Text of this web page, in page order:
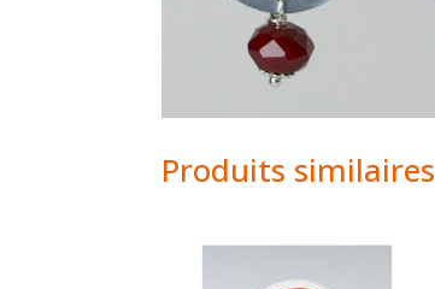
Produits similaires